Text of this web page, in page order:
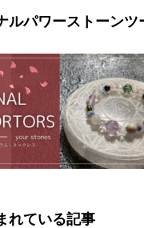
ルパワーストーンツ
れている記事